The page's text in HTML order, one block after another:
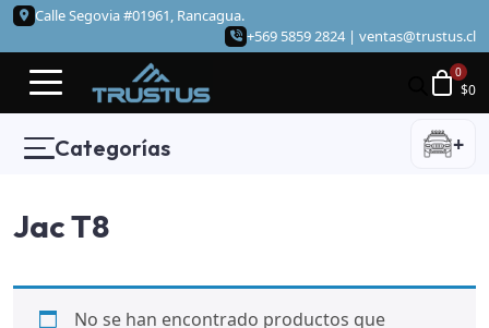
Calle Segovia #01961, Rancagua.
+569 5859 2824 | ventas@trustus.cl
$0
Categorías +
Jac T8
No se han encontrado productos que